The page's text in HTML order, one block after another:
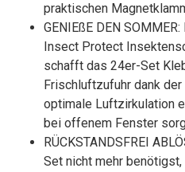
praktischen
GENIEßE DEN
Insect Protect
schafft das 24er-Set
Frischluftzufuhr dank
optimale Luftzirkulation
bei offenem Fenster
RÜCKSTANDSFREI
Set nicht mehr